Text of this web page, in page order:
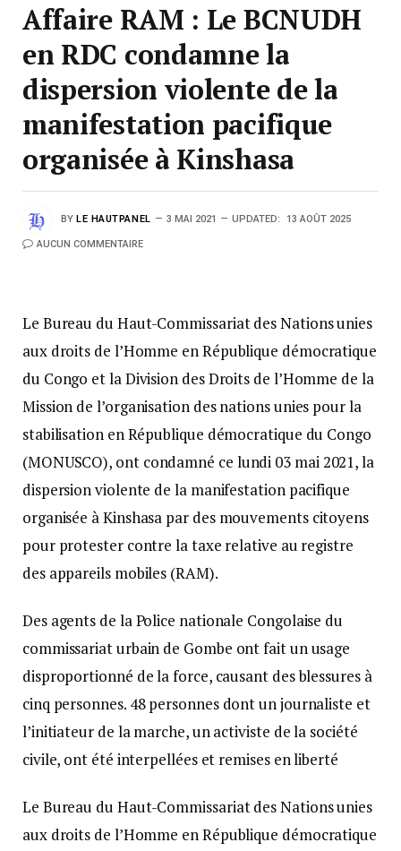
Affaire RAM : Le BCNUDH
en RDC condamne la
dispersion violente de la
manifestation pacifique
organisée à Kinshasa
BY LE HAUTPANEL 3 MAI 2021 UPDATED: 13 AOÛT 2025
AUCUN COMMENTAIRE
Le Bureau du Haut-Commissariat des Nations unies
aux droits de l’Homme en République démocratique
du Congo et la Division des Droits de l’Homme de la
Mission de l’organisation des nations unies pour la
stabilisation en République démocratique du Congo
(MONUSCO), ont condamné ce lundi 03 mai 2021, la
dispersion violente de la manifestation pacifique
organisée à Kinshasa par des mouvements citoyens
pour protester contre la taxe relative au registre
des appareils mobiles (RAM).
Des agents de la Police nationale Congolaise du
commissariat urbain de Gombe ont fait un usage
disproportionné de la force, causant des blessures à
cinq personnes. 48 personnes dont un journaliste et
l’initiateur de la marche, un activiste de la société
civile, ont été interpellées et remises en liberté
Le Bureau du Haut-Commissariat des Nations unies
aux droits de l’Homme en République démocratique